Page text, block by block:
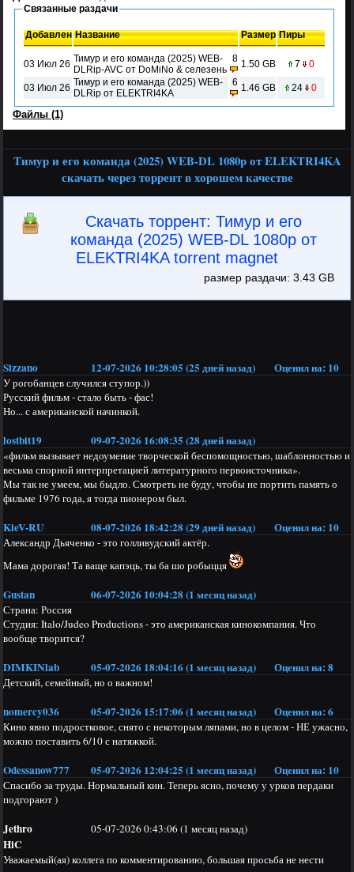
Связанные раздачи
Добавлен Название Размер Пиры
03 Июл 26 Тимур и его команда (2025) WEB-
DLRip-AVC от DoMiNo & селезень
8 1.50 GB 7 0
03 Июл 26 Тимур и его команда (2025) WEB-
DLRip от ELEKTRI4KA
6 1.46 GB 24 0
Файлы (1)
Тимур и его команда (2025) WEB-DL 1080p от ELEKTRI4KA
скачать через торрент в хорошем качестве
Скачать торрент: Тимур и его
команда (2025) WEB-DL 1080p от
ELEKTRI4KA torrent magnet
размер раздачи: 3.43 GB
Sizzano 12-07-2026 10:28:05 (25 дней назад) Оценил на: 10
У рогобанцев случился ступор.))
Русский фильм - стало быть - фас!
Но... с американской начинкой.
lostbit19 09-07-2026 16:08:35 (28 дней назад)
«фильм вызывает недоумение творческой беспомощностью, шаблонностью и
весьма спорной интерпретацией литературного первоисточника».
Мы так не умеем, мы быдло. Смотреть не буду, чтобы не портить память о
фильме 1976 года, я тогда пионером был.
KieV-RU 08-07-2026 18:42:28 (29 дней назад) Оценил на: 10
Александр Дьяченко - это голливудский актёр.
Мама дорогая! Та ваще капэць, ты ба шо робыцця
Gustan 06-07-2026 10:04:28 (1 месяц назад)
Страна: Россия
Студия: Italo/Judeo Productions - это американская кинокомпания. Что
вообще творится?
DIMKINlab 05-07-2026 18:04:16 (1 месяц назад) Оценил на:8
Детский, семейный, но о важном!
nomercy036 05-07-2026 15:17:06 (1 месяц назад) Оценил на:6
Кино явно подростковое, снято с некоторым ляпами, но в целом - НЕ ужасно,
можно поставить 6/10 с натяжкой.
Odessanow777 05-07-2026 12:04:25 (1 месяц назад) Оценил на: 10
Спасибо за труды. Нормальный кин. Теперь ясно, почему у урков пердаки
подгорают )
Jethro 05-07-2026 0:43:06 (1 месяц назад)
HiC
Уважаемый(ая) коллега по комментированию, большая просьба не нести